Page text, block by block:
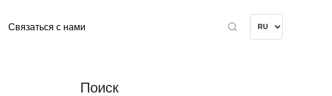
Связаться с нами
Поиск